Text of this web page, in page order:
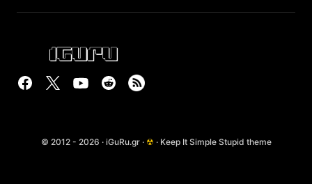
© 2012 - 2026 · iGuRu.gr · ☢ · Keep It Simple Stupid theme